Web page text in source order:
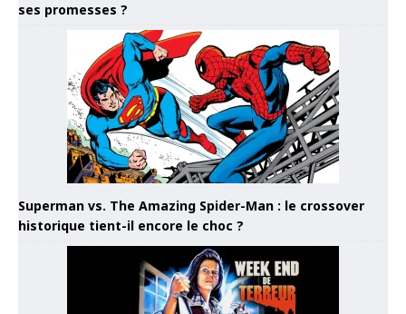
ses promesses ?
Superman vs. The Amazing Spider-Man : le crossover
historique tient-il encore le choc ?